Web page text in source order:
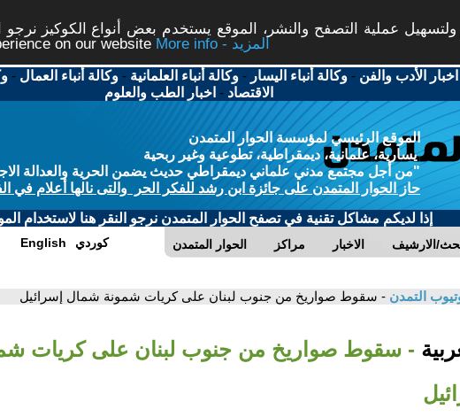
عملية التصفح والنشر، الموقع يستخدم بعض أنواع الكوكيز
on our website
More info - المزيد
اخبار الأدب والفن -وكالة أنباء اليسار -وكالة أنباء العلمانية -وكالة أنباء العمال -
الاقتصاد - اخبار الطب والعلوم
الموقع الرئيسي لمؤسسة الحوار المتمدن
يسارية، علمانية، ديمقراطية، تطوعية وغير ربحية
"من أجل مجتمع مدني علماني ديمقراطي حديث يضمن الحرية والعدالة
حاز الحوار المتمدن على جائزة ابن رشد للفكر الحر والتى نالها أعلام في
إذا لديكم مشاكل تقنية في تصفح الحوار المتمدن نرجو النقر هنا لاستخدام
الحوار المتمدن مراكز الاخبار الارشيف English كوردي
التمدن - سقوط صواريخ من جنوب لبنان على كريات شمونة شمال إسرائيل
- سقوط صواريخ من جنوب لبنان على كريات